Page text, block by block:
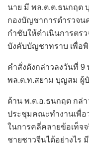
นาย มี พล.ต.ต.ธนกฤต
กองบัญชาการตำรวจน
กำชับให้ดำเนินการตร
บังคับบัญชาทราบ เพื่อ
คำสั่งดังกล่าวลงวันที่
พล.ต.ท.สยาม บุญสม ผู้
ด้าน พ.ต.อ.ธนกฤต กล่า
ประชุมคณะทำงานเพื่อ
ในการคลี่คลายข้อเท็จ
ชายชาวจีนได้อย่างไร